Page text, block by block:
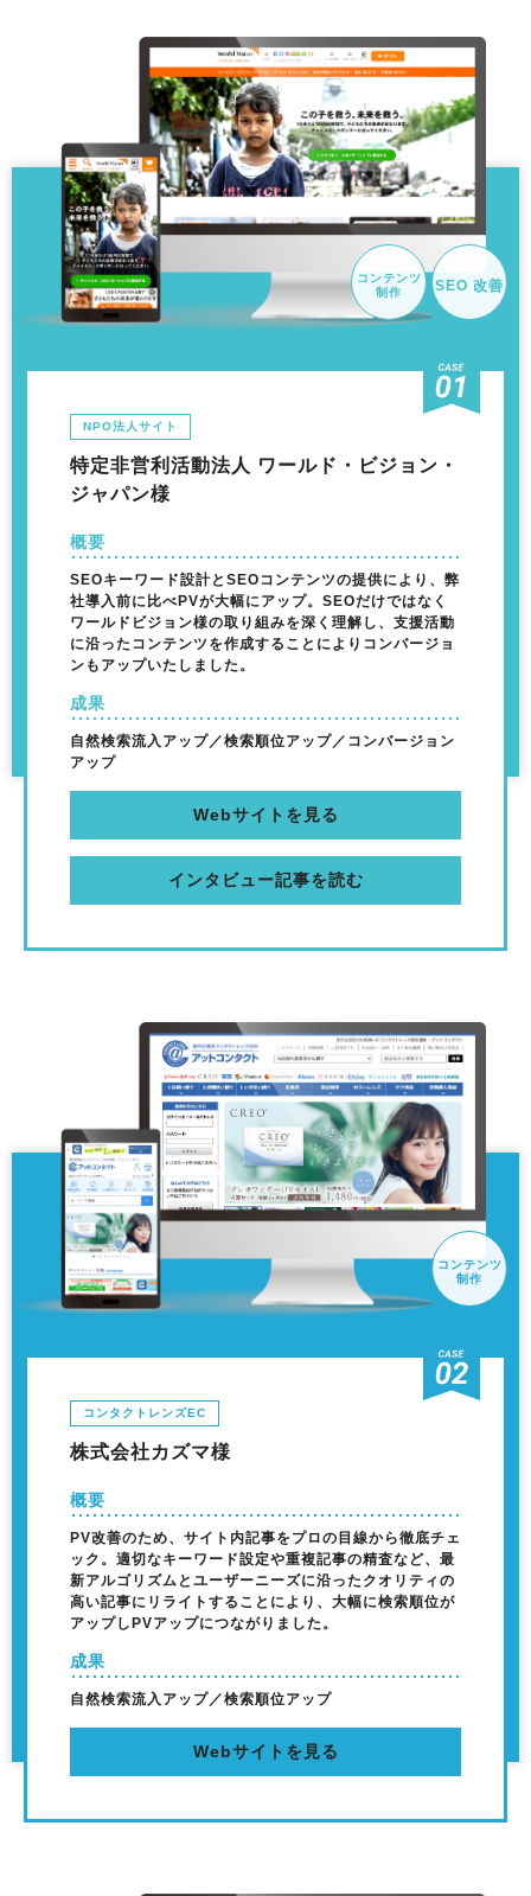
コンテンツ
制作
SEO 改善
NPO法人サイト
特定非営利活動法人 ワールド・ビジョン・
ジャパン様
概要
SEOキーワード設計とSEOコンテンツの提供により、弊
社導入前に比べPVが大幅にアップ。SEOだけではなく
ワールドビジョン様の取り組みを深く理解し、支援活動
に沿ったコンテンツを作成することによりコンバージョ
ンもアップいたしました。
成果
自然検索流入アップ／検索順位アップ／コンバージョン
アップ
Webサイトを見る
インタビュー記事を読む
コンテンツ
制作
コンタクトレンズEC
株式会社カズマ様
概要
PV改善のため、サイト内記事をプロの目線から徹底チェ
ック。適切なキーワード設定や重複記事の精査など、最
新アルゴリズムとユーザーニーズに沿ったクオリティの
高い記事にリライトすることにより、大幅に検索順位が
アップしPVアップにつながりました。
成果
自然検索流入アップ／検索順位アップ
Webサイトを見る